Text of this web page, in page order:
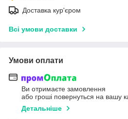
Доставка кур'єром
Всі умови доставки
Умови оплати
Ви отримаєте замовлення
або гроші повернуться на вашу
Детальніше